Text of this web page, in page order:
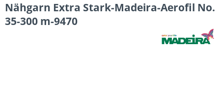
Nähgarn Extra Stark-Madeira-Aerofil No.
35-300 m-9470